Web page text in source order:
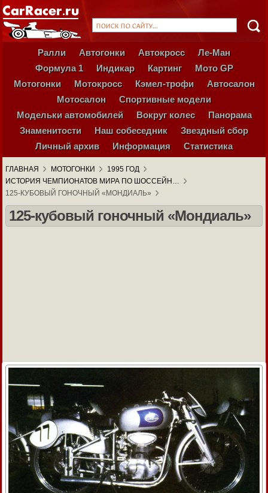
Ралли Автогонки Автокросс
Ле-Ман
Формула 1
Индикар Картинг
Мото GP
Мотогонки
Мотокросс Кэмел-трофи
Автосалон
Мотосалон
Спортивные модели
Модельки автомобилей
Вокруг колес
Панорама
Знаменитости
Наш собеседник
Звездный сбор
Личный архив
Информация Статистика
ГЛАВНАЯ МОТОГОНКИ
1995 ГОД
ИСТОРИЯ ЧЕМПИОНАТОВ МИРА ПО ШОССЕЙН…
125-КУБОВЫЙ ГОНОЧНЫЙ «МОНДИАЛЬ»
125-кубовый гоночный «Мондиаль»